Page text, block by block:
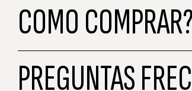
COMO COMPRAR?
PREGUNTAS